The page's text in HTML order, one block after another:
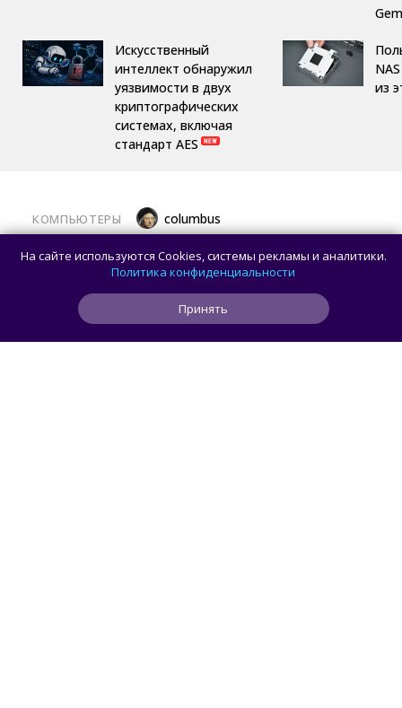
Искусственный
интеллект обнаружил
уязвимости в двух
криптографических
системах, включая
стандарт AES
из
КОМПЬЮТЕРЫ columbus
Какой ПК собрать в августе 2026 года:
лучшие игровые сборки от 59 100 рублей
На сайте используются Cookies, системы рекламы и аналитики.
Политика конфиденциальности
Принять